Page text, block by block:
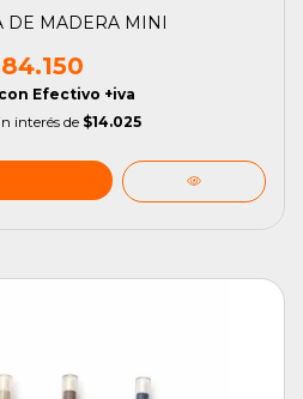
DE MADERA MINI
con Efectivo +iva
interés de $14.025